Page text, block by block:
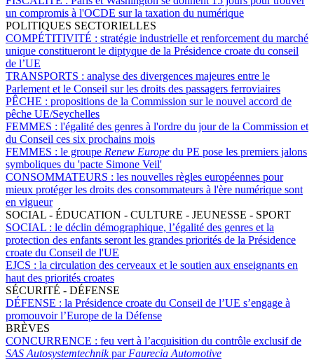
un compromis à l'OCDE sur la taxation du numérique
POLITIQUES SECTORIELLES
COMPÉTITIVITÉ : stratégie industrielle et renforcement du marché
unique constitueront le diptyque de la Présidence croate du conseil
de l’UE
TRANSPORTS : analyse des divergences majeures entre le
Parlement et le Conseil sur les droits des passagers ferroviaires
PÊCHE : propositions de la Commission sur le nouvel accord de
pêche UE/Seychelles
FEMMES : l'égalité des genres à l'ordre du jour de la Commission et
du Conseil ces six prochains mois
FEMMES : le groupe Renew Europe du PE pose les premiers jalons
symboliques du 'pacte Simone Veil'
CONSOMMATEURS : les nouvelles règles européennes pour
mieux protéger les droits des consommateurs à l'ère numérique sont
en vigueur
SOCIAL - ÉDUCATION - CULTURE - JEUNESSE - SPORT
SOCIAL : le déclin démographique, l’égalité des genres et la
protection des enfants seront les grandes priorités de la Présidence
croate du Conseil de l'UE
EJCS : la circulation des cerveaux et le soutien aux enseignants en
haut des priorités croates
SÉCURITÉ - DÉFENSE
DÉFENSE : la Présidence croate du Conseil de l’UE s’engage à
promouvoir l’Europe de la Défense
BRÈVES
CONCURRENCE : feu vert à l’acquisition du contrôle exclusif de
SAS Autosystemtechnikpar Faurecia Automotive